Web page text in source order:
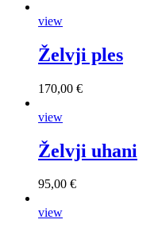
view
Želvji ples
170,00 €
view
Želvji uhani
95,00 €
view